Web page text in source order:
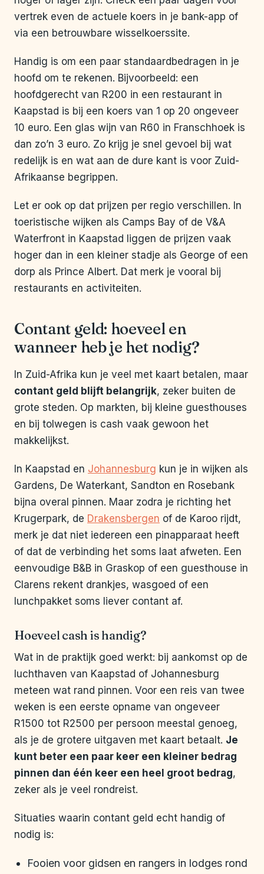
vertrek even de actuele koers in je bank-app of
via een betrouwbare wisselkoerssite.
Handig is om een paar standaardbedragen in je
hoofd om te rekenen. Bijvoorbeeld: een
hoofdgerecht van R200 in een restaurant in
Kaapstad is bij een koers van 1 op 20 ongeveer
10 euro. Een glas wijn van R60 in Franschhoek is
dan zo’n 3 euro. Zo krijg je snel gevoel bij wat
redelijk is en wat aan de dure kant is voor Zuid-
Afrikaanse begrippen.
Let er ook op dat prijzen per regio verschillen. In
toeristische wijken als Camps Bay of de V&A
Waterfront in Kaapstad liggen de prijzen vaak
hoger dan in een kleiner stadje als George of een
dorp als Prince Albert. Dat merk je vooral bij
restaurants en activiteiten.
Contant geld: hoeveel en
wanneer heb je het nodig?
In Zuid-Afrika kun je veel met kaart betalen, maar
contant geld blijft belangrijk, zeker buiten de
grote steden. Op markten, bij kleine guesthouses
en bij tolwegen is cash vaak gewoon het
makkelijkst.
In Kaapstad en Johannesburg kun je in wijken als
Gardens, De Waterkant, Sandton en Rosebank
bijna overal pinnen. Maar zodra je richting het
Krugerpark, de Drakensbergen of de Karoo rijdt,
merk je dat niet iedereen een pinapparaat heeft
of dat de verbinding het soms laat afweten. Een
eenvoudige B&B in Graskop of een guesthouse in
Clarens rekent drankjes, wasgoed of een
lunchpakket soms liever contant af.
Hoeveel cash is handig?
Wat in de praktijk goed werkt: bij aankomst op de
luchthaven van Kaapstad of Johannesburg
meteen wat rand pinnen. Voor een reis van twee
weken is een eerste opname van ongeveer
R1500 tot R2500 per persoon meestal genoeg,
als je de grotere uitgaven met kaart betaalt. Je
kunt beter een paar keer een kleiner bedrag
pinnen dan één keer een heel groot bedrag,
zeker als je veel rondreist.
Situaties waarin contant geld echt handig of
nodig is:
Fooien voor gidsen en rangers in lodges rond